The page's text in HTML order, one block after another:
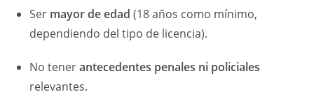
Ser mayor de edad (18 años como mínimo,
dependiendo del tipo de licencia).
No tenerantecedentes penales ni policiales
relevantes.